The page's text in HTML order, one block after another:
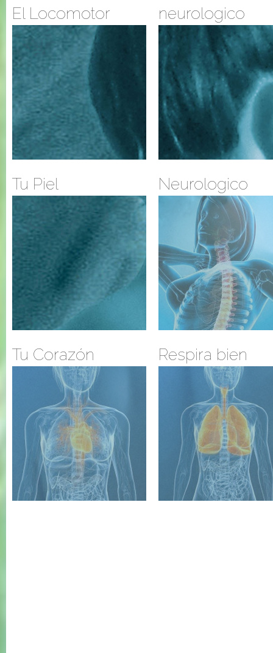
El Locomotor
Tu Piel
Tu Corazón
neurologico
Neurologico
Respira bien